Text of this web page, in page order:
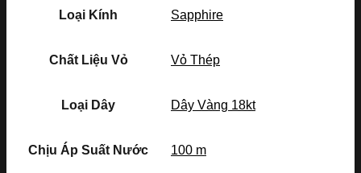
Loại Kính Sapphire
Chất Liệu Vỏ Vỏ Thép
Loại Dây Dây Vàng 18kt
Chịu Áp Suất Nước 100 m